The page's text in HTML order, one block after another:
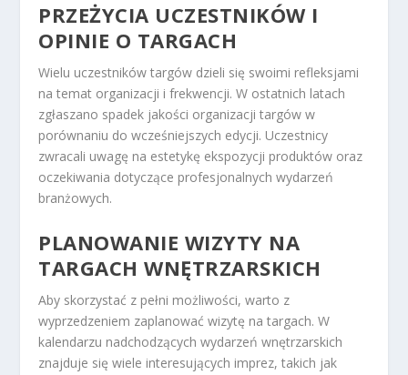
PRZEŻYCIA UCZESTNIKÓW I
OPINIE O TARGACH
Wielu uczestników targów dzieli się swoimi refleksjami
na temat organizacji i frekwencji. W ostatnich latach
zgłaszano spadek jakości organizacji targów w
porównaniu do wcześniejszych edycji. Uczestnicy
zwracali uwagę na estetykę ekspozycji produktów oraz
oczekiwania dotyczące profesjonalnych wydarzeń
branżowych.
PLANOWANIE WIZYTY NA
TARGACH WNĘTRZARSKICH
Aby skorzystać z pełni możliwości, warto z
wyprzedzeniem zaplanować wizytę na targach. W
kalendarzu nadchodzących wydarzeń wnętrzarskich
znajduje się wiele interesujących imprez, takich jak